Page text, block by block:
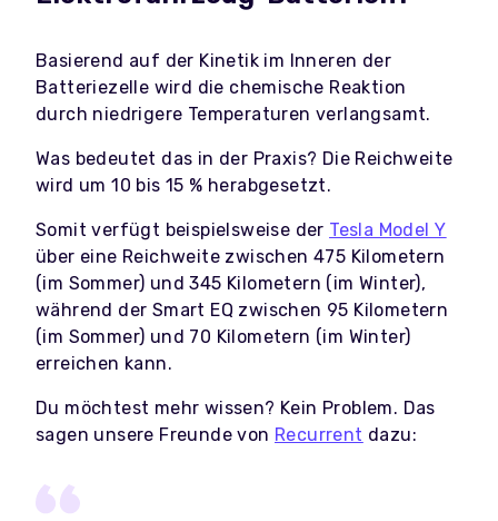
Basierend auf der Kinetik im Inneren der
Batteriezelle wird die chemische Reaktion
durch niedrigere Temperaturen verlangsamt.
Was bedeutet das in der Praxis? Die Reichweite
wird um 10 bis 15 % herabgesetzt.
Somit verfügt beispielsweise der Tesla Model Y
über eine Reichweite zwischen 475 Kilometern
(im Sommer) und 345 Kilometern (im Winter),
während der Smart EQ zwischen 95 Kilometern
(im Sommer) und 70 Kilometern (im Winter)
erreichen kann.
Du möchtest mehr wissen? Kein Problem. Das
sagen unsere Freunde von Recurrent dazu: